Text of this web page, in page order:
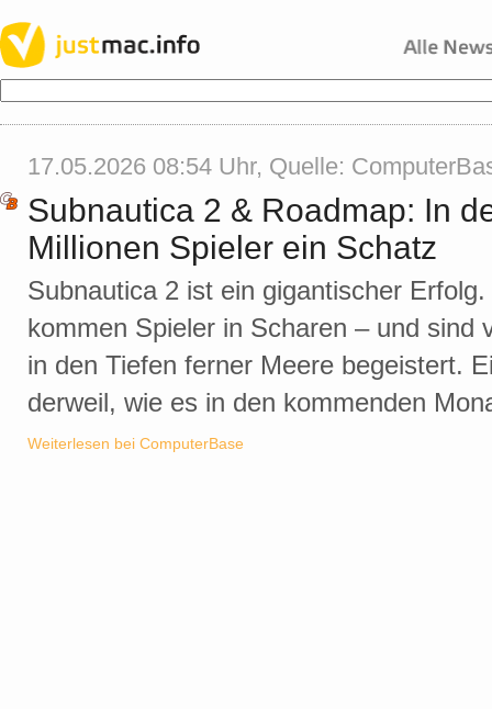
17.05.2026 08:54 Uhr, Quelle:
Subnautica 2 & Roadmap: In
Millionen Spieler ein Schatz
Subnautica 2 ist ein gigantischer
kommen Spieler in Scharen – und sind
in den Tiefen ferner Meere begeistert.
derweil, wie es in den kommenden
Weiterlesen bei ComputerBase